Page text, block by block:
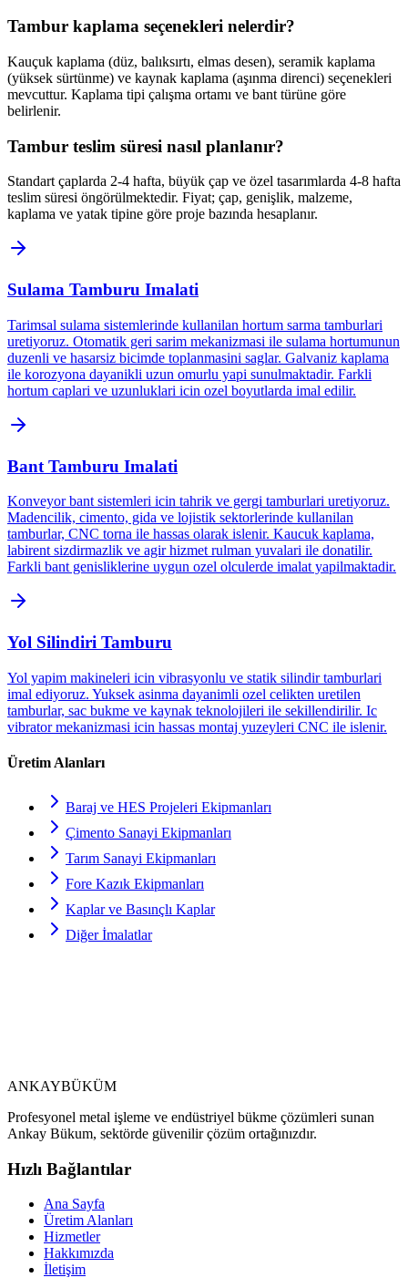
Tambur kaplama seçenekleri nelerdir?
Kauçuk kaplama (düz, balıksırtı, elmas desen), seramik kaplama
(yüksek sürtünme) ve kaynak kaplama (aşınma direnci) seçenekleri
mevcuttur. Kaplama tipi çalışma ortamı ve bant türüne göre
belirlenir.
Tambur teslim süresi nasıl planlanır?
Standart çaplarda 2-4 hafta, büyük çap ve özel tasarımlarda 4-8 hafta
teslim süresi öngörülmektedir. Fiyat; çap, genişlik, malzeme,
kaplama ve yatak tipine göre proje bazında hesaplanır.
Sulama Tamburu Imalati
Tarimsal sulama sistemlerinde kullanilan hortum sarma tamburlari
uretiyoruz. Otomatik geri sarim mekanizmasi ile sulama hortumunun
duzenli ve hasarsiz bicimde toplanmasini saglar. Galvaniz kaplama
ile korozyona dayanikli uzun omurlu yapi sunulmaktadir. Farkli
hortum caplari ve uzunluklari icin ozel boyutlarda imal edilir.
Bant Tamburu Imalati
Konveyor bant sistemleri icin tahrik ve gergi tamburlari uretiyoruz.
Madencilik, cimento, gida ve lojistik sektorlerinde kullanilan
tamburlar, CNC torna ile hassas olarak islenir. Kaucuk kaplama,
labirent sizdirmazlik ve agir hizmet rulman yuvalari ile donatilir.
Farkli bant genisliklerine uygun ozel olculerde imalat yapilmaktadir.
Yol Silindiri Tamburu
Yol yapim makineleri icin vibrasyonlu ve statik silindir tamburlari
imal ediyoruz. Yuksek asinma dayanimli ozel celikten uretilen
tamburlar, sac bukme ve kaynak teknolojileri ile sekillendirilir. Ic
vibrator mekanizmasi icin hassas montaj yuzeyleri CNC ile islenir.
Üretim Alanları
Baraj ve HES Projeleri Ekipmanları
Çimento Sanayi Ekipmanları
Tarım Sanayi Ekipmanları
Fore Kazık Ekipmanları
Kaplar ve Basınçlı Kaplar
Diğer İmalatlar
ANKAYBÜKÜM
Profesyonel metal işleme ve endüstriyel bükme çözümleri sunan
Ankay Bükum, sektörde güvenilir çözüm ortağınızdır.
Hızlı Bağlantılar
Ana Sayfa
Üretim Alanları
Hizmetler
Hakkımızda
İletişim